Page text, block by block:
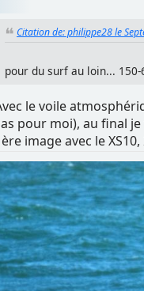
Citation de: philippe28 le
pour du surf au loin... 150-
le voile
pour moi), au final
image avec le